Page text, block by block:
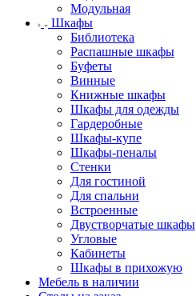
Модульная
Шкафы
Библиотека
Распашные шкафы
Буфеты
Винные
Книжные шкафы
Шкафы для одежды
Гардеробные
Шкафы-купе
Шкафы-пеналы
Стенки
Для гостиной
Для спальни
Встроенные
Двустворчатые шкафы
Угловые
Кабинеты
Шкафы в прихожую
Мебель в наличии